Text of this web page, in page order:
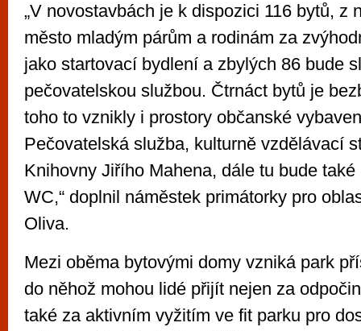
„V novostavbách je k dispozici 116 bytů, z
město mladým párům a rodinám za
jako startovací bydlení a zbylých 86 bude
pečovatelskou službou. Čtrnáct bytů je
toho to vznikly i prostory občanské
Pečovatelská služba, kulturně vzdělávací
Knihovny Jiřího Mahena, dále tu bude
WC,“ doplnil náměstek primátorky pro
Oliva.
Mezi oběma bytovými domy vzniká park
do něhož mohou lidé přijít nejen za
také za aktivním vyžitím ve fit parku pro